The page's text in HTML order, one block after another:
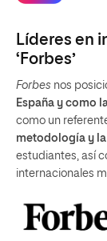
Líderes en
‘Forbes’
Forbes nos
España y como
como un
metodología y
estudiantes, así
internacionales